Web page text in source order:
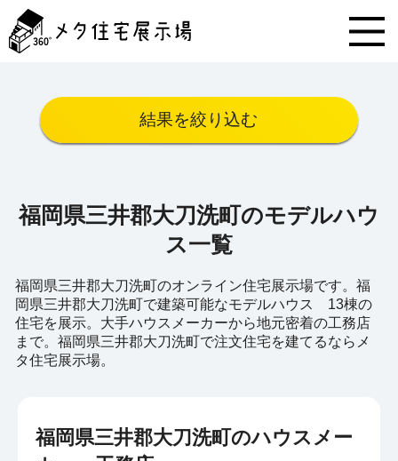
タ
住
結果を絞り込む
福岡県三井郡大刀洗町のモデルハウ
ス一覧
福岡県三井郡大刀洗町のオンライン住宅展示場です。福
岡県三井郡大刀洗町で建築可能なモデルハウス 13棟の
住宅を展示。大手ハウスメーカーから地元密着の工務店
まで。福岡県三井郡大刀洗町で注文住宅を建てるならメ
タ住宅展示場。
福岡県三井郡大刀洗町のハウスメー